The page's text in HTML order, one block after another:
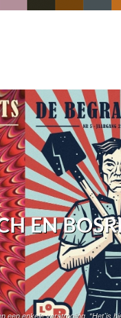
EN
enkele verstrooiing. “Het